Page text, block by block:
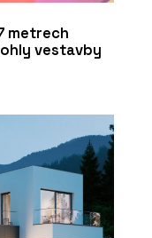
metrech
vestavby